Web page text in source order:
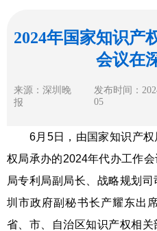
2024年国家知识产
会议在
来源：深圳晚
报
发布时间：
05
6月5日，由国家知识产权
权局承办的2024年代办工作
局专利局副局长、战略规划
圳市政府副秘书长产耀东出
省、市、自治区知识产权相